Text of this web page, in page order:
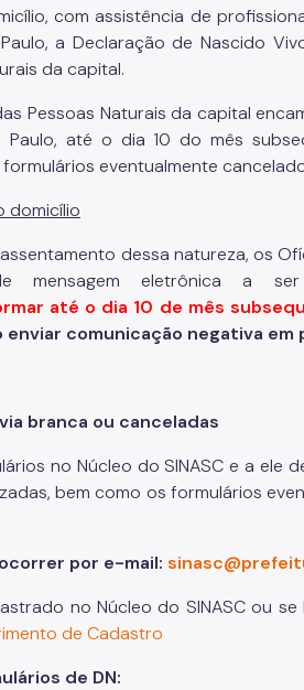
com assistência de
a Declaração de Nascido
da capital.
Pessoas Naturais da capital
até o dia 10 do mês
eventualmente
domicílio
dessa natureza, os
mensagem eletrônica a
até o dia 10 de mês
enviar comunicação negativa em
branca ou canceladas
no Núcleo do SINASC e a ele
bem como os formulários
por e-mail:
no Núcleo do SINASC ou
de Cadastro
de DN: